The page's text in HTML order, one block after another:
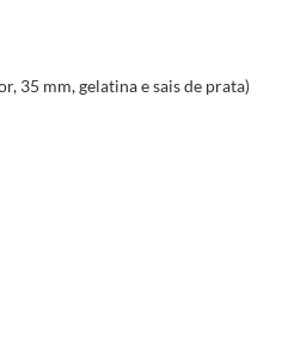
35 mm, gelatina e sais de prata)